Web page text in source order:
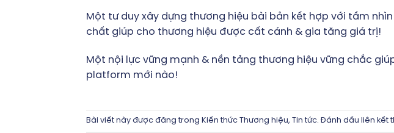
Một tư duy xây dựng thương hiệu bài bản kết hợp với tầm
chất giúp cho thương hiệu được cất cánh & gia tăng giá trị!
Một nội lực vững mạnh & nền tảng thương hiệu vững chắc
platform mới nào!
Bài viết này được đăng trong Kiến thức Thương hiệu,Tin tức. Đánh dấu liên kết